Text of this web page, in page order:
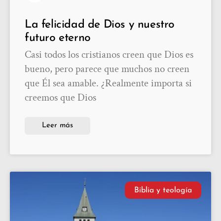
La felicidad de Dios y nuestro
futuro eterno
Casi todos los cristianos creen que Dios es
bueno, pero parece que muchos no creen
que Él sea amable. ¿Realmente importa si
creemos que Dios
Leer más
Biblia y teología